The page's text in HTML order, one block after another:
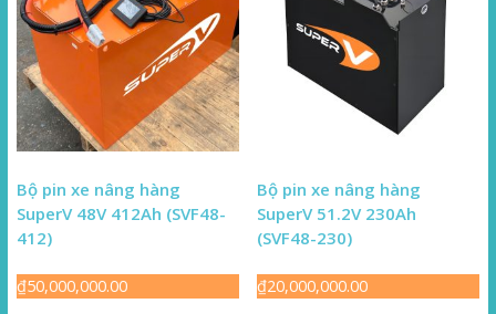
Bộ pin xe nâng hàng
SuperV 48V 412Ah (SVF48-
412)
₫50,000,000.00
Bộ pin xe nâng hàng
SuperV 51.2V 230Ah
(SVF48-230)
₫20,000,000.00